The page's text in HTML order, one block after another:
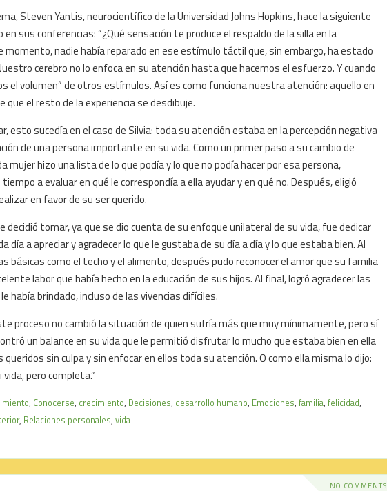
Steven Yantis, neurocientífico de la Universidad Johns Hopkins, hace la siguiente
sus conferencias: “¿Qué sensación te produce el respaldo de la silla en la
momento, nadie había reparado en ese estímulo táctil que, sin embargo, ha estado
cerebro no lo enfoca en su atención hasta que hacemos el esfuerzo. Y cuando
el volumen” de otros estímulos. Así es como funciona nuestra atención: aquello en
que el resto de la experiencia se desdibuje.
esto sucedía en el caso de Silvia: toda su atención estaba en la percepción negativa
de una persona importante en su vida. Como un primer paso a su cambio de
mujer hizo una lista de lo que podía y lo que no podía hacer por esa persona,
a evaluar en qué le correspondía a ella ayudar y en qué no. Después, eligió
en favor de su ser querido.
decidió tomar, ya que se dio cuenta de su enfoque unilateral de su vida, fue dedicar
día a apreciar y agradecer lo que le gustaba de su día a día y lo que estaba bien. Al
básicas como el techo y el alimento, después pudo reconocer el amor que su familia
labor que había hecho en la educación de sus hijos. Al final, logró agradecer las
había brindado, incluso de las vivencias difíciles.
proceso no cambió la situación de quien sufría más que muy mínimamente, pero sí
un balance en su vida que le permitió disfrutar lo mucho que estaba bien en ella
queridos sin culpa y sin enfocar en ellos toda su atención. O como ella misma lo dijo:
pero completa.”
, Conocerse, crecimiento, Decisiones, desarrollo humano, Emociones, familia, felicidad,
, Relaciones personales, vida
NO COMMENTS